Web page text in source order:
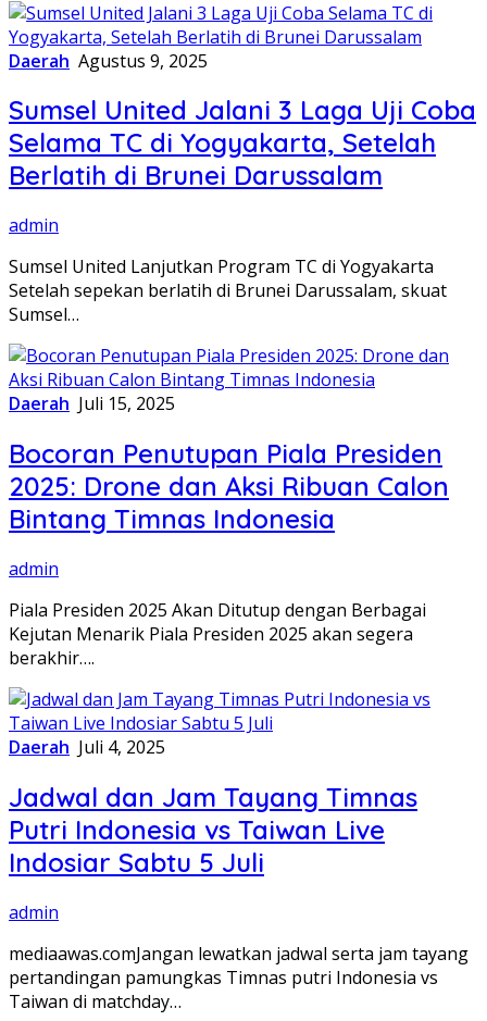
Daerah Agustus 9, 2025
Sumsel United Jalani 3 Laga Uji Coba
Selama TC di Yogyakarta, Setelah
Berlatih di Brunei Darussalam
admin
Sumsel United Lanjutkan Program TC di Yogyakarta
Setelah sepekan berlatih di Brunei Darussalam, skuat
Sumsel…
Daerah Juli 15, 2025
Bocoran Penutupan Piala Presiden
2025: Drone dan Aksi Ribuan Calon
Bintang Timnas Indonesia
admin
Piala Presiden 2025 Akan Ditutup dengan Berbagai
Kejutan Menarik Piala Presiden 2025 akan segera
berakhir….
Daerah Juli 4, 2025
Jadwal dan Jam Tayang Timnas
Putri Indonesia vs Taiwan Live
Indosiar Sabtu 5 Juli
admin
mediaawas.comJangan lewatkan jadwal serta jam tayang
pertandingan pamungkas Timnas putri Indonesia vs
Taiwan di matchday…